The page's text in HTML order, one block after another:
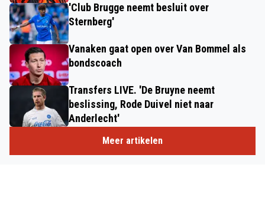
'Club Brugge neemt besluit over
Sternberg'
Vanaken gaat open over Van Bommel als
bondscoach
Transfers LIVE. 'De Bruyne neemt
beslissing, Rode Duivel niet naar
Anderlecht'
Meer artikelen